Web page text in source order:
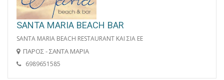
SANTA MARIA BEACH BAR
SANTA MARIA BEACH RESTAURANT ΚΑΙ ΣΙΑ ΕΕ
ΠΑΡΟΣ - ΣΑΝΤΑ ΜΑΡΙΑ
6989651585